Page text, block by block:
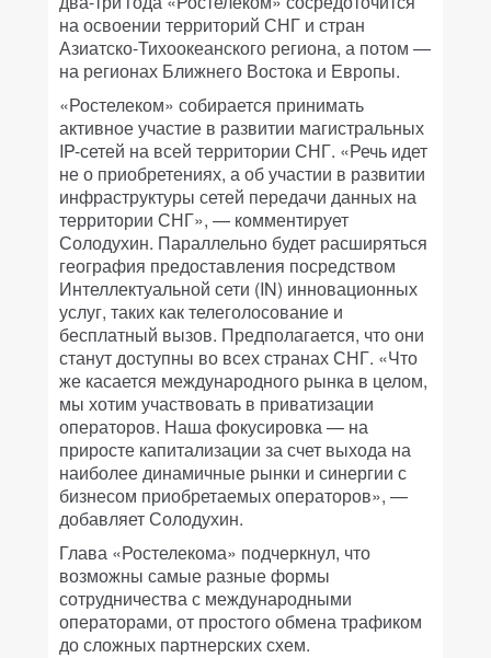
на освоении территорий СНГ и стран
Азиатско-Тихоокеанского региона, а потом —
на регионах Ближнего Востока и Европы.
«Ростелеком» собирается принимать
активное участие в развитии магистральных
IP-сетей на всей территории СНГ. «Речь идет
не о приобретениях, а об участии в развитии
инфраструктуры сетей передачи данных на
территории СНГ», — комментирует
Солодухин. Параллельно будет расширяться
география предоставления посредством
Интеллектуальной сети (IN) инновационных
услуг, таких как телеголосование и
бесплатный вызов. Предполагается, что они
станут доступны во всех странах СНГ. «Что
же касается международного рынка в целом,
мы хотим участвовать в приватизации
операторов. Наша фокусировка — на
приросте капитализации за счет выхода на
наиболее динамичные рынки и синергии с
бизнесом приобретаемых операторов», —
добавляет Солодухин.
Глава «Ростелекома» подчеркнул, что
возможны самые разные формы
сотрудничества с международными
операторами, от простого обмена трафиком
до сложных партнерских схем.